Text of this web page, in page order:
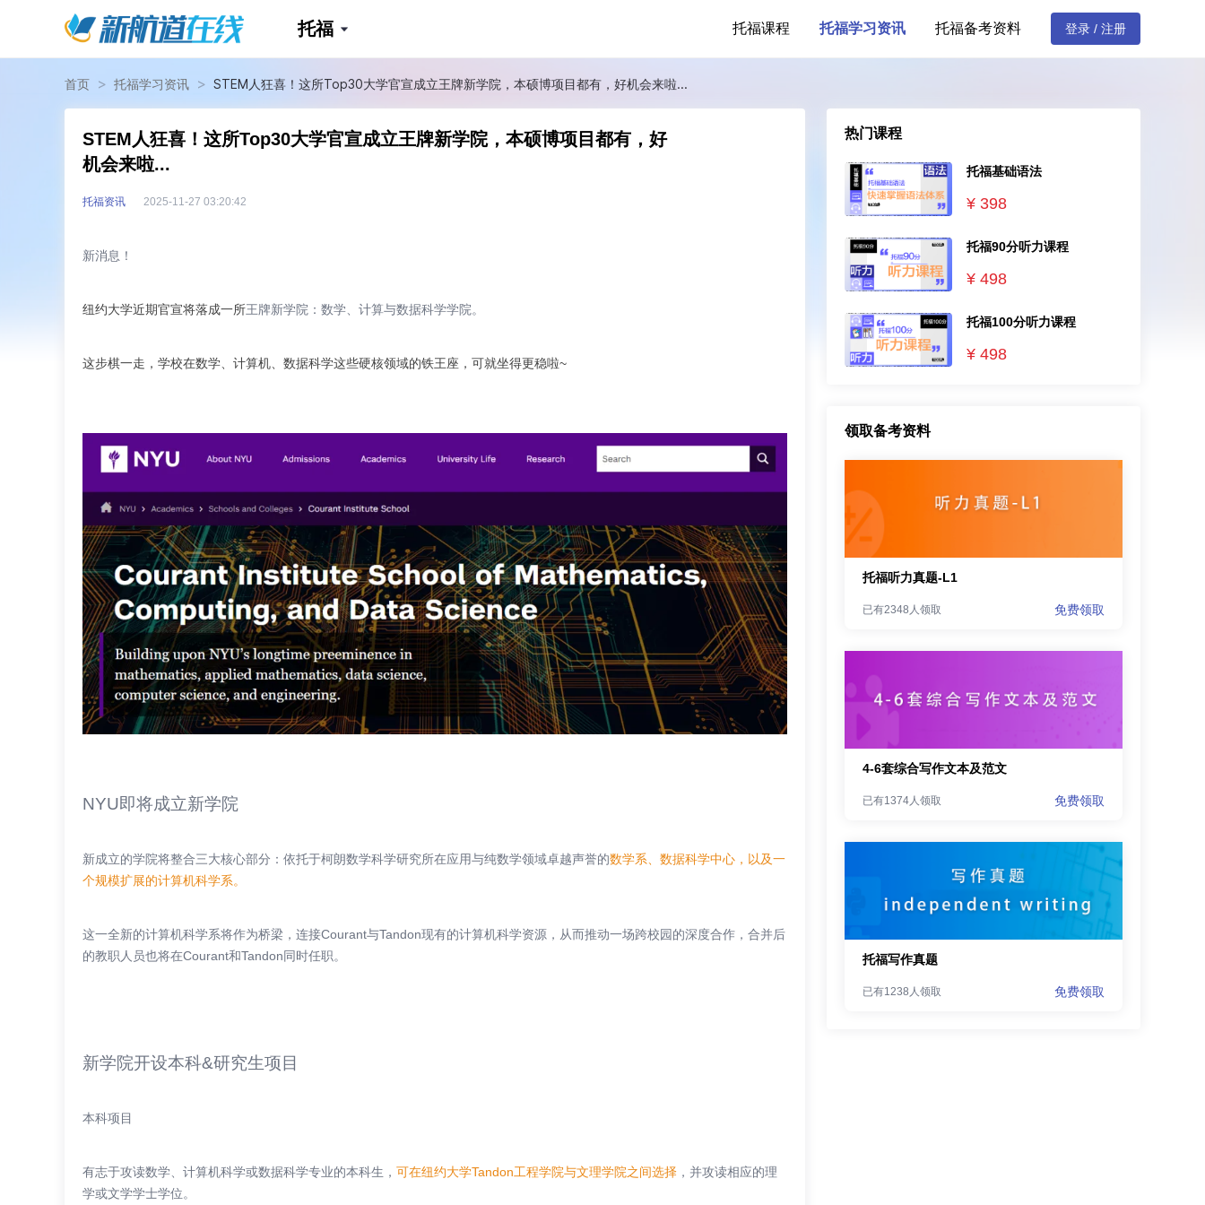
托福 托福课程 托福学习资讯 托福备考资料 登录 / 注册
首页 > 托福学习资讯 > STEM人狂喜！这所Top30大学官宣成立王牌新学院，本硕博项目都有，好机会来啦...
STEM人狂喜！这所Top30大学官宣成立王牌新学院，本硕博项目都有，好
机会来啦...
托福资讯 2025-11-27 03:20:42
新消息！
纽约大学近期官宣将落成一所王牌新学院：数学、计算与数据科学学院。
这步棋一走，学校在数学、计算机、数据科学这些硬核领域的铁王座，可就坐得更稳啦~
NYU即将成立新学院
新成立的学院将整合三大核心部分：依托于柯朗数学科学研究所在应用与纯数学领域卓越声誉的数学系、数据科学中心，以及一
个规模扩展的计算机科学系。
这一全新的计算机科学系将作为桥梁，连接Courant与Tandon现有的计算机科学资源，从而推动一场跨校园的深度合作，合并后
的教职人员也将在Courant和Tandon同时任职。
新学院开设本科&研究生项目
本科项目
有志于攻读数学、计算机科学或数据科学专业的本科生， 可在纽约大学Tandon工程学院与文理学院之间选择 ，并攻读相应的理
学或文学学士学位。
热门课程
托福基础语法
¥ 398
托福90分听力课程
¥ 498
托福100分听力课程
¥ 498
领取备考资料
托福听力真题-L1
已有2348人领取 免费领取
4-6套综合写作文本及范文
已有1374人领取 免费领取
托福写作真题
已有1238人领取 免费领取